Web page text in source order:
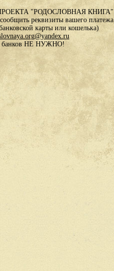
"РОДОСЛОВНАЯ КНИГА"
реквизиты вашего платежа
карты или кошелька)
банков НЕ НУЖНО!